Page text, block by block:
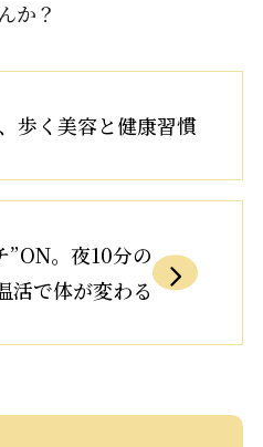
か？
歩く美容と健康習慣
”ON。夜10分の
活で体が変わる